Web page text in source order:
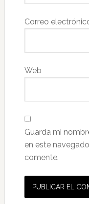
Correo
Web
Guarda mi
en este
comente.